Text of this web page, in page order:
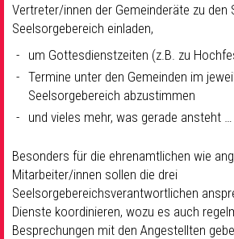
Vertreter/innen der Gemeinderäte zu den
Seelsorgebereich einladen,
um Gottesdienstzeiten (z.B. zu
Termine unter den Gemeinden im
Seelsorgebereich abzustimmen
und vieles mehr, was gerade ansteht …
Besonders für die ehrenamtlichen wie
Mitarbeiter/innen sollen die drei
Seelsorgebereichsverantwortlichen
Dienste koordinieren, wozu es auch
Besprechungen mit den Angestellten